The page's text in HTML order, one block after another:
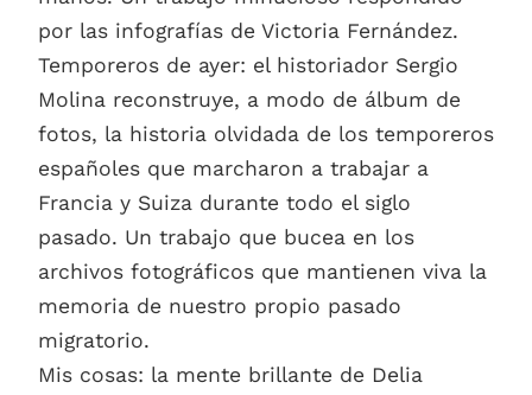
por las infografías de Victoria Fernández.
Temporeros de ayer: el historiador Sergio
Molina reconstruye, a modo de álbum de
fotos, la historia olvidada de los temporeros
españoles que marcharon a trabajar a
Francia y Suiza durante todo el siglo
pasado. Un trabajo que bucea en los
archivos fotográficos que mantienen viva la
memoria de nuestro propio pasado
migratorio.
Mis cosas: la mente brillante de Delia